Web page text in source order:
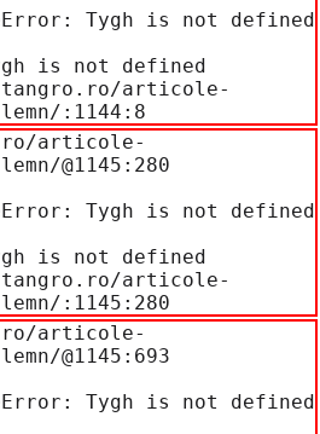
Tygh is not defined
is not defined
:1144:8
articole-
@1145:280
Tygh is not defined
is not defined
:1145:280
articole-
@1145:693
Tygh is not defined